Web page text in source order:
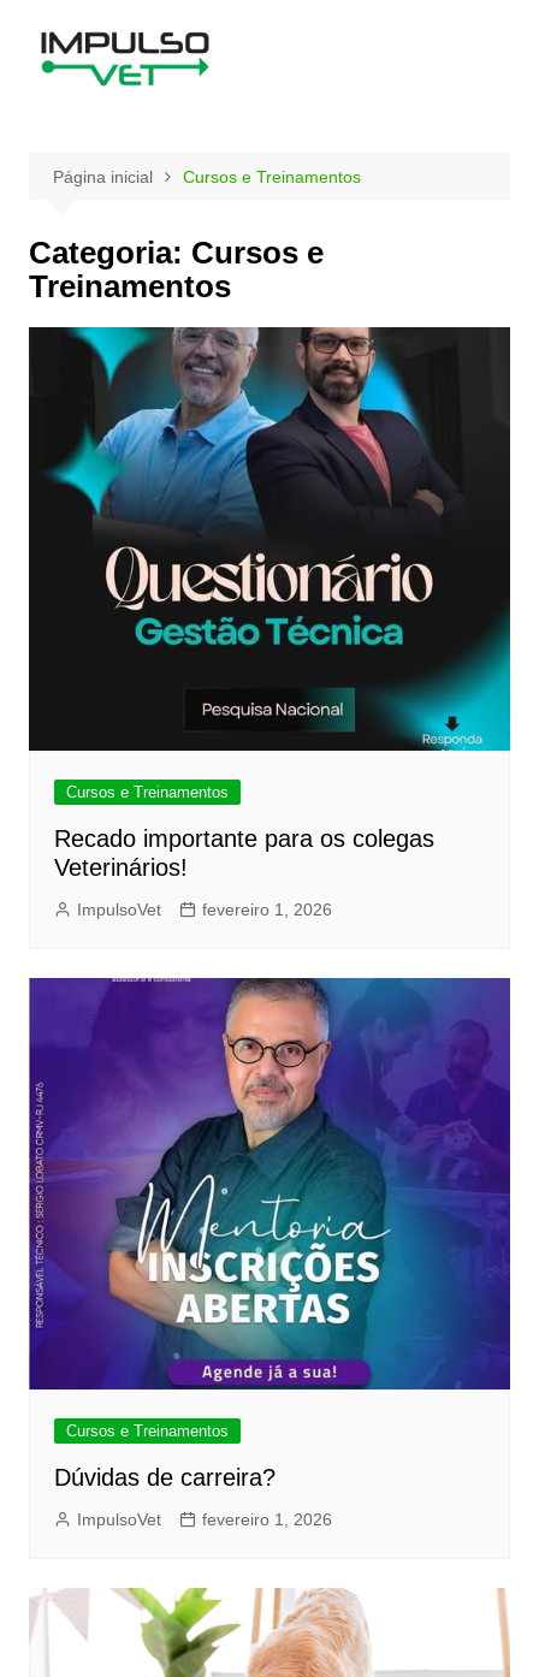
Página inicial Cursos e Treinamentos
Categoria: Cursos e
Treinamentos
Cursos e Treinamentos
Recado importante para os colegas
Veterinários!
ImpulsoVet fevereiro 1, 2026
Cursos e Treinamentos
Dúvidas de carreira?
ImpulsoVet fevereiro 1, 2026